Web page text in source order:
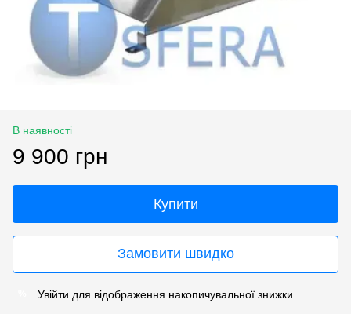
В наявності
9 900 грн
Купити
Замовити швидко
Увійти для відображення накопичувальної знижки